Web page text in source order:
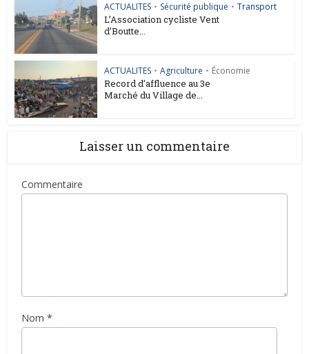
ACTUALITES • Sécurité publique • Transport
L’Association cycliste Vent
d’Boutte...
ACTUALITES • Agriculture • Économie
Record d’affluence au 3e
Marché du Village de...
Laisser un commentaire
Commentaire
Nom *